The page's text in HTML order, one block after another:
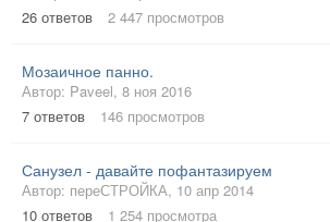
26 ответов 2 447 просмотров
Мозаичное панно.
Автор: Paveel, 8 ноя 2016
7 ответов 146 просмотров
Санузел - давайте пофантазируем
Автор: переСТРОЙКА, 10 апр 2014
10 ответов 1 254 просмотра